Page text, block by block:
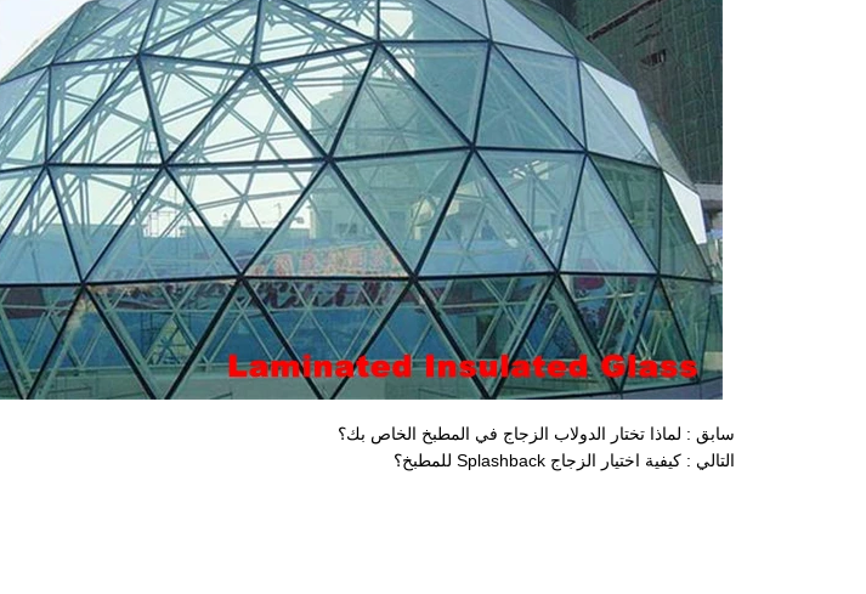
سابق : لماذا تختار الدولاب الزجاج في المطبخ الخاص بك؟
التالي : كيفية اختيار الزجاج Splashback للمطبخ؟